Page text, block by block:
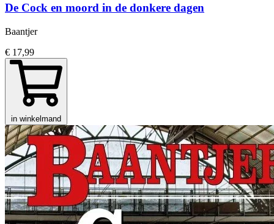
De Cock en moord in de donkere dagen
Baantjer
€ 17,99
in winkelmand